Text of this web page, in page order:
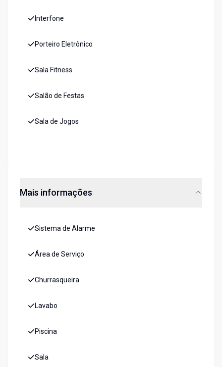
Interfone
Porteiro Eletrônico
Sala Fitness
Salão de Festas
Sala de Jogos
Mais informações
Sistema de Alarme
Área de Serviço
Churrasqueira
Lavabo
Piscina
Sala